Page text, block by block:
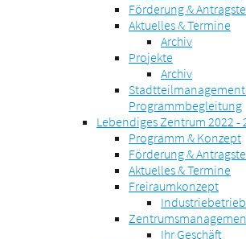
Förderung &
Aktuelles & Termine
Archiv
Projekte
Archiv
Programmbegleitung
Lebendiges Zentrum 2022 -
Programm & Konzept
Förderung &
Aktuelles & Termine
Freiraumkonzept
Ihr Geschäft